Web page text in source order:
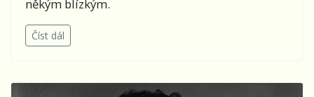
někým blízkým.
Číst dál